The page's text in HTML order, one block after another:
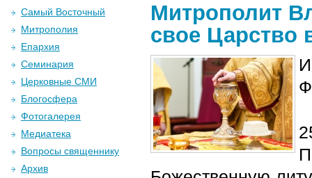
Митрополит
свое Царство
Самый Восточный
Митрополия
Епархия
Семинария
Церковные СМИ
Блогосфера
Фотогалерея
Медиатека
Вопросы священнику
Архив